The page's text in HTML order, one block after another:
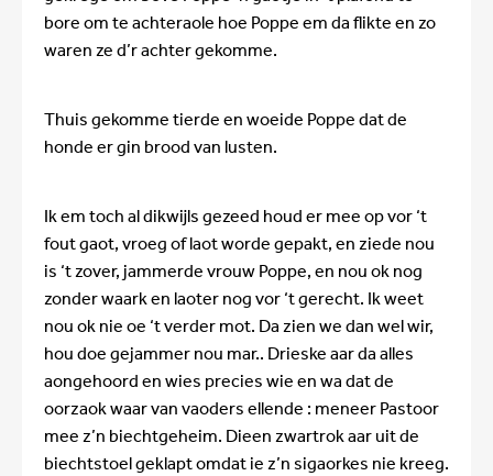
bore om te achteraole hoe Poppe em da flikte en zo
waren ze d’r achter gekomme.
Thuis gekomme tierde en woeide Poppe dat de
honde er gin brood van lusten.
Ik em toch al dikwijls gezeed houd er mee op vor ‘t
fout gaot, vroeg of laot worde gepakt, en ziede nou
is ‘t zover, jammerde vrouw Poppe, en nou ok nog
zonder waark en laoter nog vor ‘t gerecht. Ik weet
nou ok nie oe ‘t verder mot. Da zien we dan wel wir,
hou doe gejammer nou mar.. Drieske aar da alles
aongehoord en wies precies wie en wa dat de
oorzaok waar van vaoders ellende : meneer Pastoor
mee z’n biechtgeheim. Dieen zwartrok aar uit de
biechtstoel geklapt omdat ie z’n sigaorkes nie kreeg.